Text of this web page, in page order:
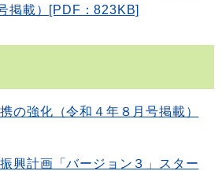
掲載）[PDF：823KB]
の強化（令和４年８月号掲載）
興計画「バージョン３」スター